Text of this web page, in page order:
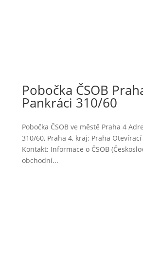
Pobočka ČSOB
Pankráci 310/60
Pobočka ČSOB ve městě Praha 4
310/60, Praha 4, kraj: Praha Otevírací
Kontakt: Informace o ČSOB
obchodní...